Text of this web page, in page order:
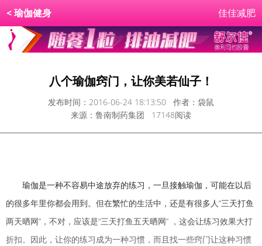
<瑜伽健身 佳佳减肥
八个瑜伽窍门，让你美若仙子！
发布时间：2016-06-24 18:13:50 作者：袋鼠
来源：鲁南制药集团 17148阅读
瑜伽是一种不容易中途放弃的练习，一旦接触瑜伽，可能在以后
的很多年里你都会用到。但在繁忙的生活中，还是有很多人“三天打鱼
两天晒网”，不对，应该是“三天打鱼五天晒网” ，这会让练习效果大打
折扣。因此，让你的练习成为一种习惯，而且找一些窍门让这种习惯